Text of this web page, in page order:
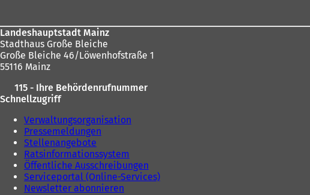
Landeshauptstadt Mainz
Stadthaus Große Bleiche
Große Bleiche 46/Löwenhofstraße 1
55116 Mainz
115 - Ihre Behördenrufnummer
Schnellzugriff
Verwaltungsorganisation
Pressemeldungen
Stellenangebote
Ratsinformationssystem
Öffentliche Ausschreibungen
Serviceportal (Online-Services)
Newsletter abonnieren